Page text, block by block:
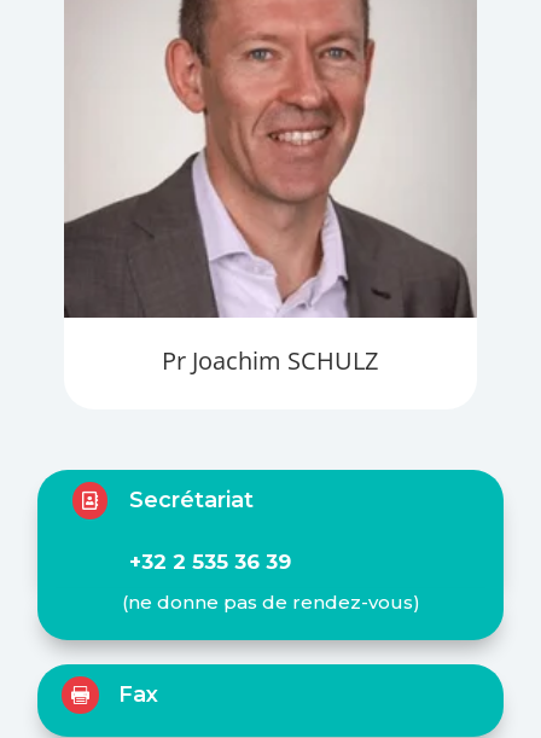
Pr Joachim SCHULZ
 Secrétariat
+32 2 535 36 39
(ne donne pas de rendez-vous)
 Fax